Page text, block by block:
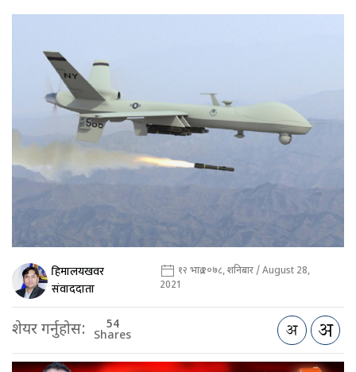
हिमालयखवर
संवाददाता
१२ भाद्र २०७८, शनिबार / August 28,
2021
शेयर गर्नुहोस: 54
Shares